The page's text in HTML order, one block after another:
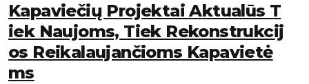
Kapaviečių Projektai Aktualūs T
Iek Naujoms, Tiek Rekonstrukcij
Os Reikalaujančioms Kapavietė
Ms